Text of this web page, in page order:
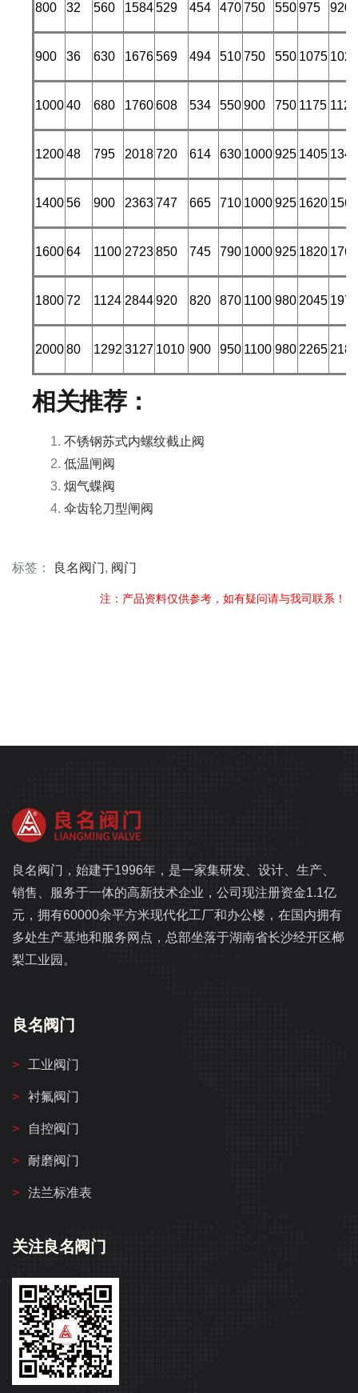
800 32 560 1584529 454 470750 550975 920
900 36 630 1676569 494 510750 550 1075 1020
100040 680 1760608 534 550900 750 1175 1120
120048 795 2018720 614 630 1000925 1405 1340
140056 900 2363747 665 710 1000925 1620 1560
160064 1100 2723850 745 790 1000925 1820 1760
180072 1124 2844920 820 870 1100 980 2045 1970
200080 1292 3127 1010 900 950 1100 980 2265 2180
相关推荐：
不锈钢苏式内螺纹截止阀
低温闸阀
烟气蝶阀
伞齿轮刀型闸阀
标签： 良名阀门, 阀门
注：产品资料仅供参考，如有疑问请与我司联系！
良名阀门，始建于1996年，是一家集研发、设计、生产、
销售、服务于一体的高新技术企业，公司现注册资金1.1亿
元，拥有60000余平方米现代化工厂和办公楼，在国内拥有
多处生产基地和服务网点，总部坐落于湖南省长沙经开区榔
梨工业园。
良名阀门
工业阀门
衬氟阀门
自控阀门
耐磨阀门
法兰标准表
关注良名阀门